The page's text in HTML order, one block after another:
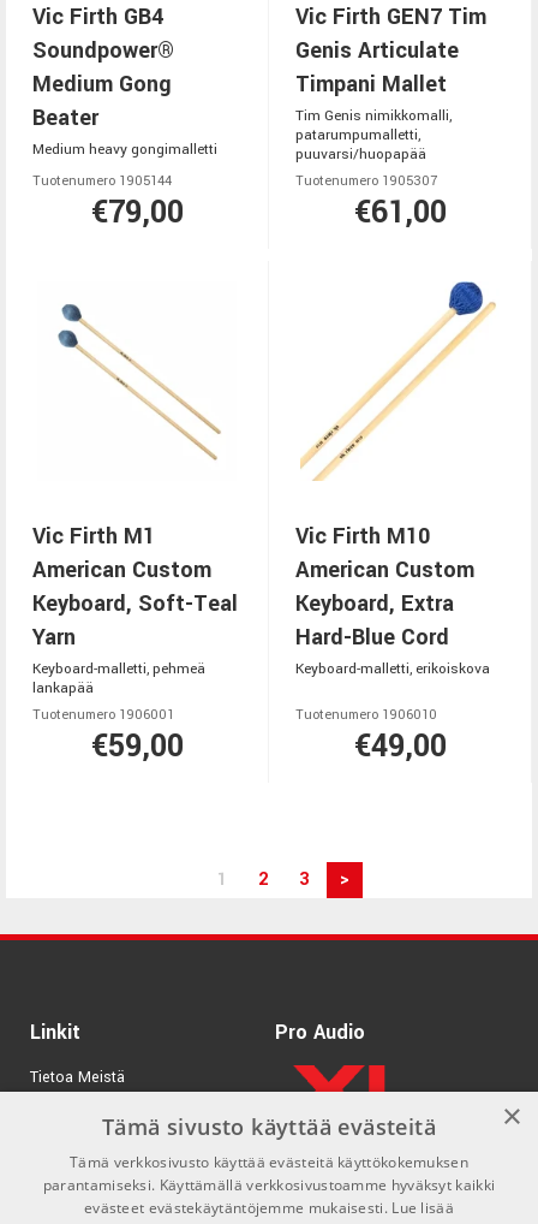
Vic Firth GB4
Soundpower®
Medium Gong
Beater
Medium heavy gongimalletti
Tuotenumero 1905144
€79,00
Vic Firth GEN7 Tim
Genis Articulate
Timpani Mallet
Tim Genis nimikkomalli,
patarumpumalletti,
puuvarsi/huopapää
Tuotenumero 1905307
€61,00
Vic Firth M1
American Custom
Keyboard, Soft-Teal
Yarn
Keyboard-malletti, pehmeä
lankapää
Tuotenumero 1906001
€59,00
Vic Firth M10
American Custom
Keyboard, Extra
Hard-Blue Cord
Keyboard-malletti, erikoiskova
Tuotenumero 1906010
€49,00
1 2 3 >
Linkit
Tietoa Meistä
Tuotemerkit
Kirjaudu
GDPR & Cookies
Pro Audio
×
Tämä sivusto käyttää evästeitä
Tämä verkkosivusto käyttää evästeitä käyttökokemuksen
parantamiseksi. Käyttämällä verkkosivustoamme hyväksyt kaikki
evästeet evästekäytäntöjemme mukaisesti. Lue lisää